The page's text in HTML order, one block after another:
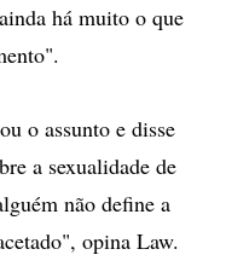
há muito o que
o assunto e disse
a sexualidade de
não define a
opina Law.